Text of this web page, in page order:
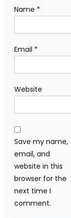
Name *
Email *
Website
Save my name,
email, and
website in this
browser for the
next time I
comment.